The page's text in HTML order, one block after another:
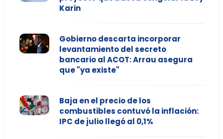
Karin
Gobierno descarta incorporar
levantamiento del secreto
bancario al ACOT: Arrau asegura
que "ya existe"
Baja en el precio de los
combustibles contuvó la inflación:
IPC de julio llegó al 0,1%